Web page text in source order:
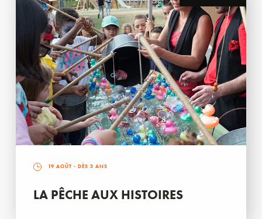
19 AOÛT - DÈS 3 ANS
LA PÊCHE AUX HISTOIRES